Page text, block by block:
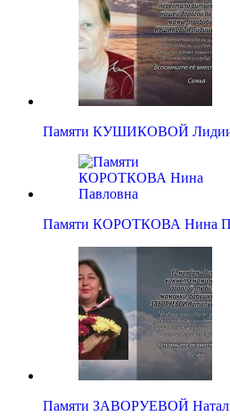
Памяти КУШИКОВОЙ Лидии
Памяти КОРОТКОВА Нина
Памяти ЗАВОРУЕВОЙ